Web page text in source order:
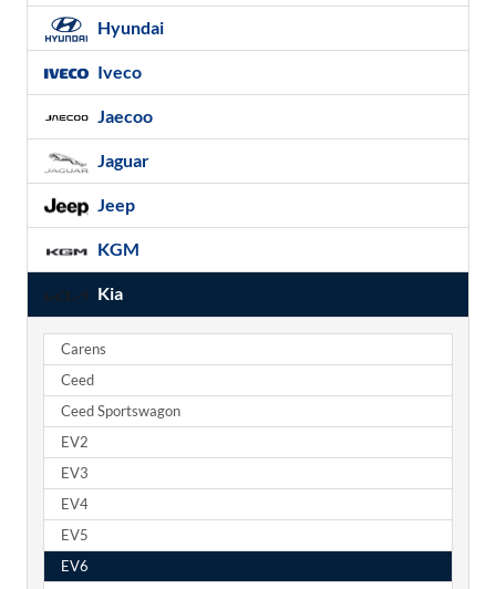
Hyundai
Iveco
Jaecoo
Jaguar
Jeep
KGM
Kia
Carens
Ceed
Ceed Sportswagon
EV2
EV3
EV4
EV5
EV6